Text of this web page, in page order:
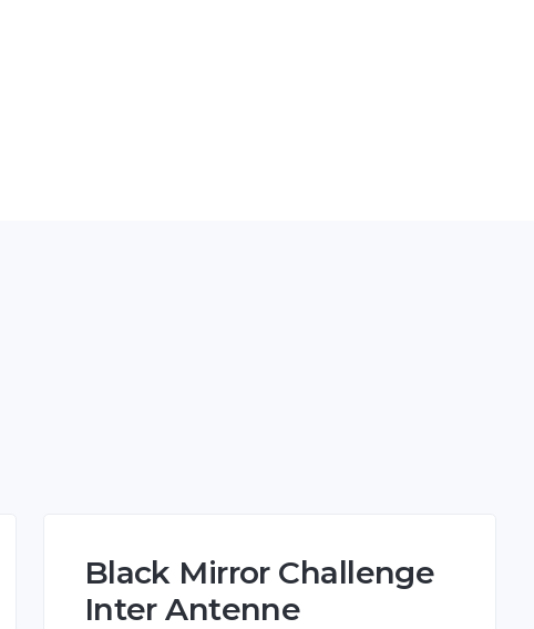
Black Mirror Challenge
Inter Antenne